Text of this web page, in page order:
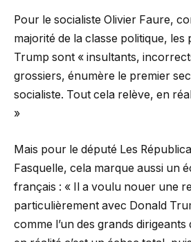
Pour le socialiste Olivier Faure,
majorité de la classe politique, les
Trump sont « insultants,
grossiers, énumère le premier
socialiste. Tout cela relève, en
»
Mais pour le député Les
Fasquelle, cela marque aussi un
français : « Il a voulu nouer une
particulièrement avec Donald
comme l’un des grands